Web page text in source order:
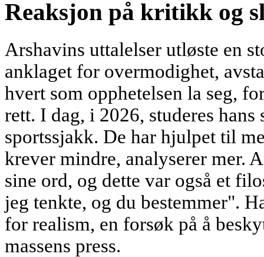
Reaksjon på kritikk og
Arshavins uttalelser utløste en
anklaget for overmodighet,
hvert som opphetelsen la seg,
rett. I dag, i 2026, studeres
sportssjakk. De har hjulpet til
krever mindre, analyserer mer.
sine ord, og dette var også et
jeg tenkte, og du bestemmer".
for realism, en forsøk på å
massens press.